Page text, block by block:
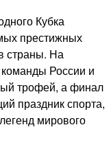
Кубка
престижных
страны. На
России и
трофей, а финал
праздник спорта,
мирового